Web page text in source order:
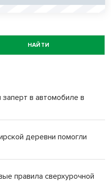
НАЙТИ
в автомобиле в
деревни помогли
правила сверхурочной